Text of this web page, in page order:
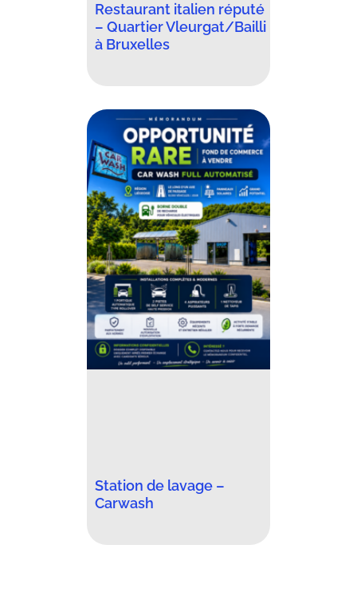
Restaurant italien réputé
– Quartier Vleurgat/Bailli
à Bruxelles
Station de lavage –
Carwash